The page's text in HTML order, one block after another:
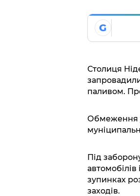
G
Столиця
паливом.
Обмеження
Під
автомобілів
зупинках
заходів.